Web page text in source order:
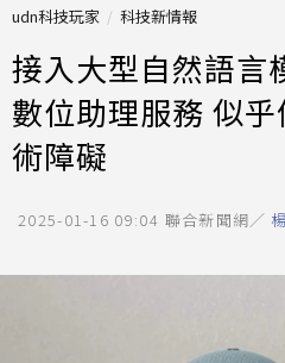
udn科技玩家 科技新情報
接入大型自然語言
數位助理服務 似
術障礙
2025-01-16 09:04 聯合新聞網／